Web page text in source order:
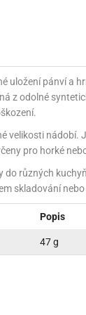
uložení pánví a
z odolné
velikosti
pro horké
různých
skladování
Popis
47 g